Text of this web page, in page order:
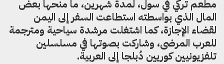
مطعم تركي في سول، لمدة شهرين، ما منحها بعض
المال الذي بواسطته استطاعت السفر إلى اليمن
لقضاء الجازة، كما اشتغلت مرشدة سياحية ومترجمة
للعرب المرضى، وشاركت بصوتها في مسلسلين
تلفزيونيين كوريين دبلجا إلى العربية.